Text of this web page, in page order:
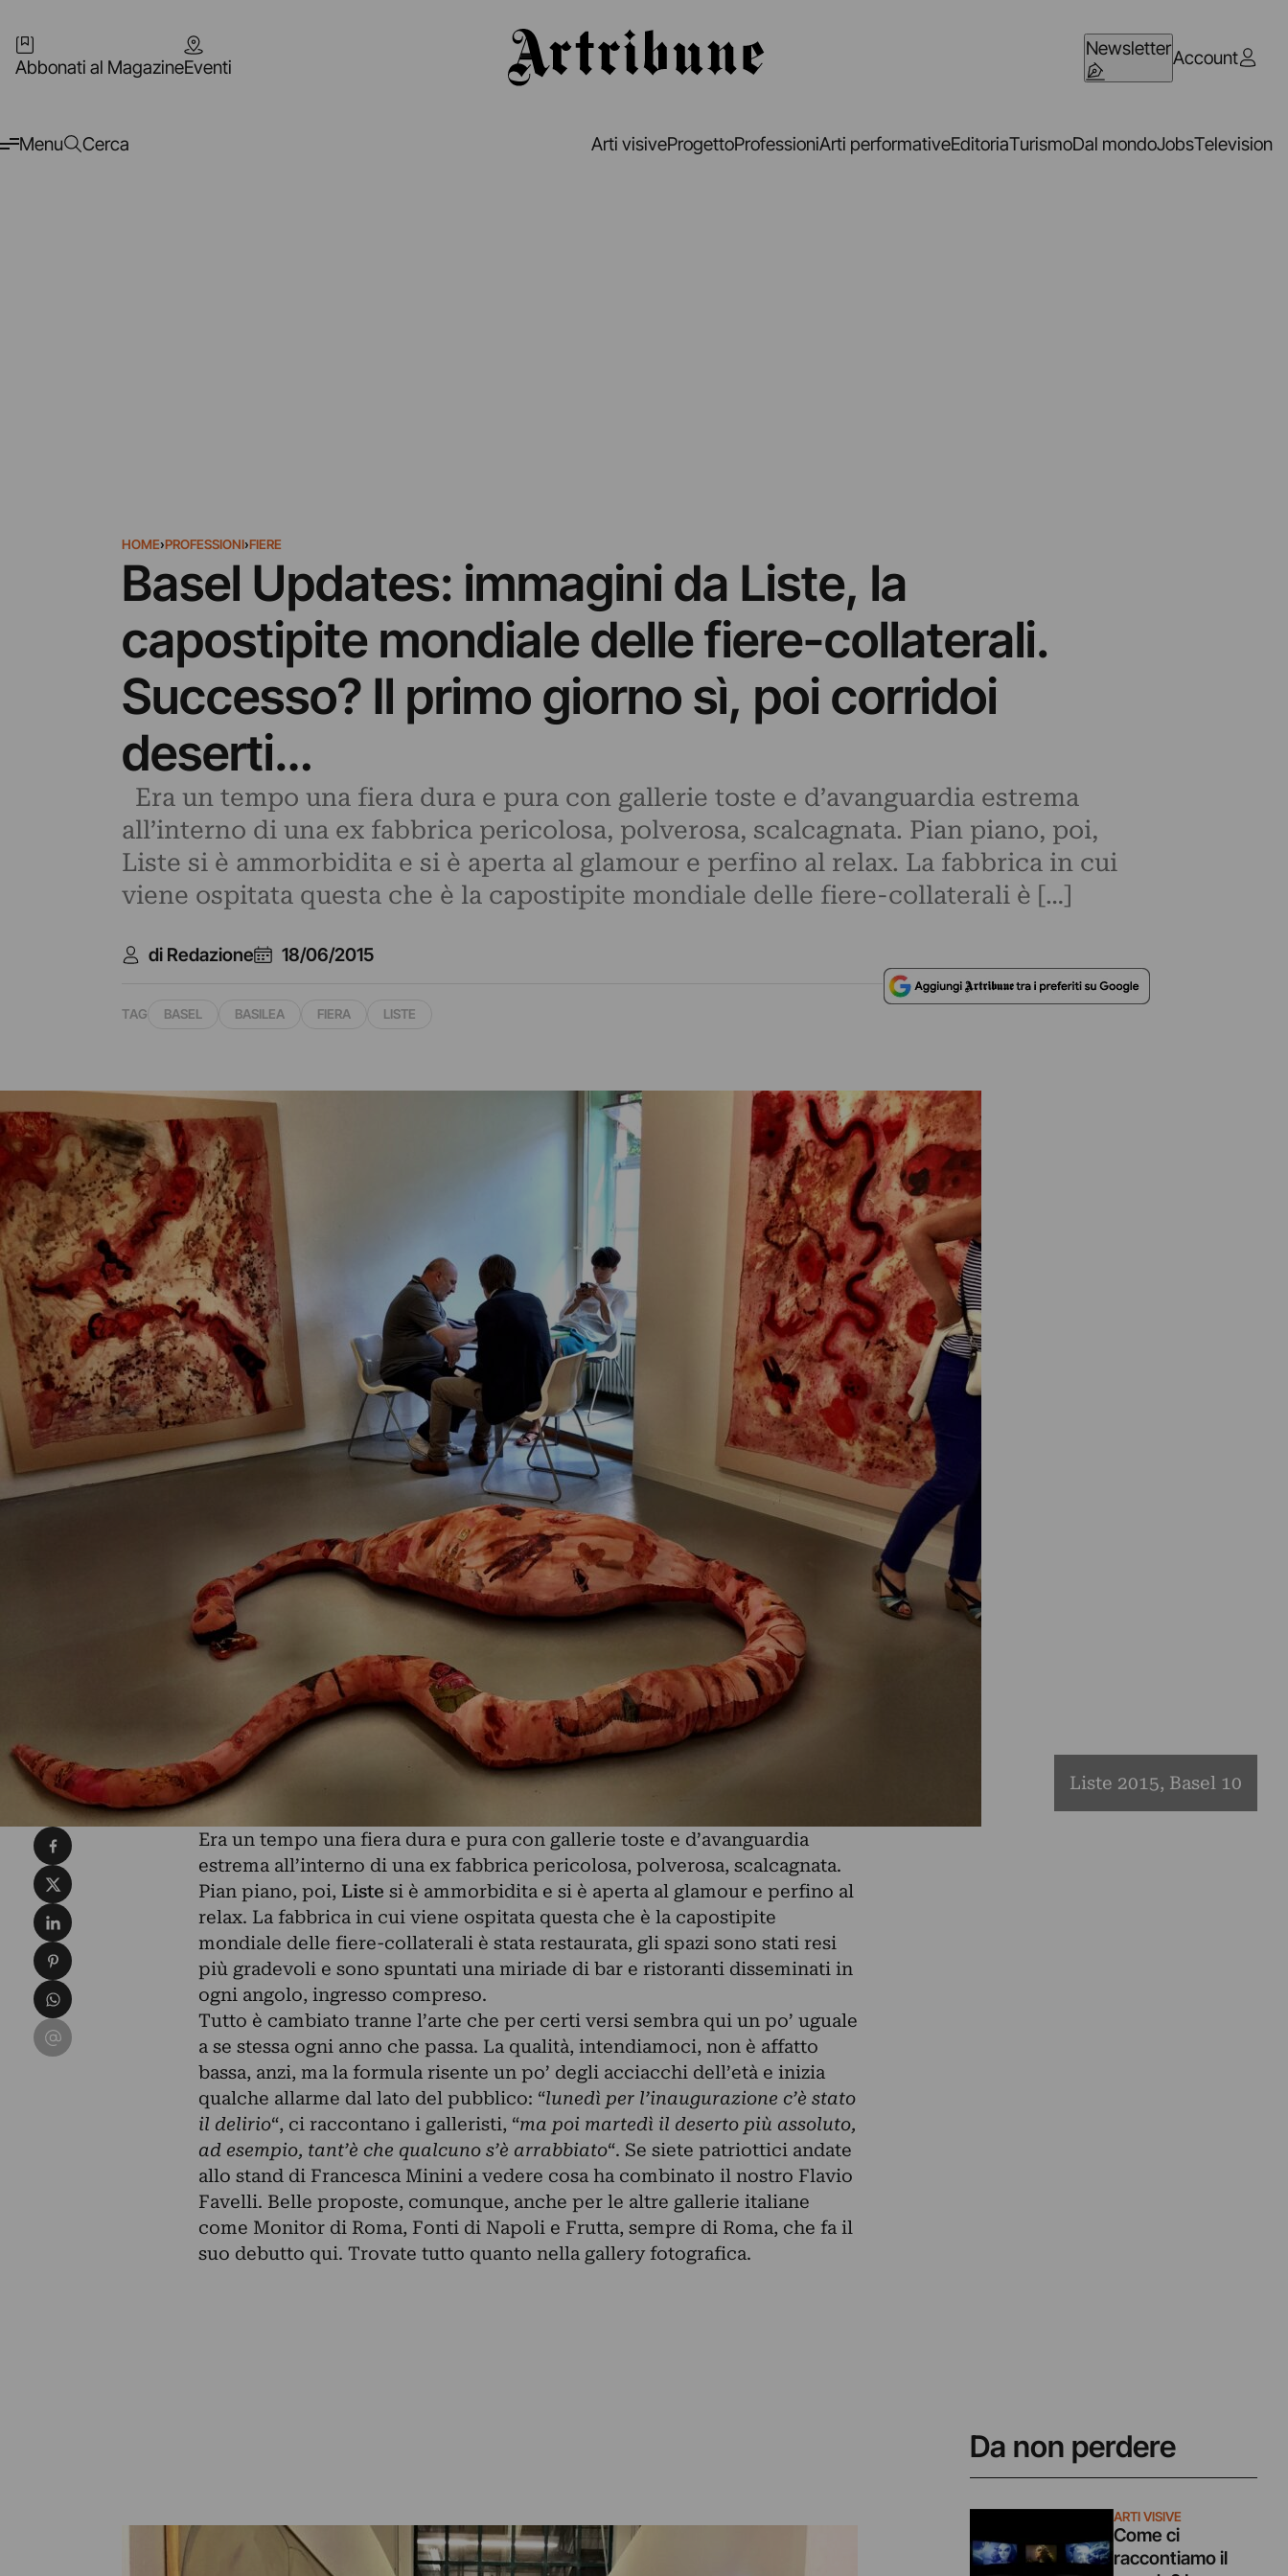
Abbonati al MagazineEventi
NewsletterAccount
Menu Cerca Arti visiveProgettoProfessioniArti performativeEditoriaTurismoDal mondoJobsTelevision
HOME›PROFESSIONI›FIERE
Basel Updates: immagini da Liste, la
capostipite mondiale delle fiere-collaterali.
Successo? Il primo giorno sì, poi corridoi
deserti…
Era un tempo una fiera dura e pura con gallerie toste e d’avanguardia estrema
all’interno di una ex fabbrica pericolosa, polverosa, scalcagnata. Pian piano, poi,
Liste si è ammorbidita e si è aperta al glamour e perfino al relax. La fabbrica in cui
viene ospitata questa che è la capostipite mondiale delle fiere-collaterali è […]
di Redazione 18/06/2015
TAG BASEL BASILEA FIERA LISTE
Liste 2015, Basel 10
Era un tempo una fiera dura e pura con gallerie toste e d’avanguardia
estrema all’interno di una ex fabbrica pericolosa, polverosa, scalcagnata.
Pian piano, poi, Liste si è ammorbidita e si è aperta al glamour e perfino al
relax. La fabbrica in cui viene ospitata questa che è la capostipite
mondiale delle fiere-collaterali è stata restaurata, gli spazi sono stati resi
più gradevoli e sono spuntati una miriade di bar e ristoranti disseminati in
ogni angolo, ingresso compreso.
Tutto è cambiato tranne l’arte che per certi versi sembra qui un po’ uguale
a se stessa ogni anno che passa. La qualità, intendiamoci, non è affatto
bassa, anzi, ma la formula risente un po’ degli acciacchi dell’età e inizia
qualche allarme dal lato del pubblico: “lunedì per l’inaugurazione c’è stato
il delirio“, ci raccontano i galleristi, “ma poi martedì il deserto più assoluto,
ad esempio, tant’è che qualcuno s’è arrabbiato“. Se siete patriottici andate
allo stand di Francesca Minini a vedere cosa ha combinato il nostro Flavio
Favelli. Belle proposte, comunque, anche per le altre gallerie italiane
come Monitor di Roma, Fonti di Napoli e Frutta, sempre di Roma, che fa il
suo debutto qui. Trovate tutto quanto nella gallery fotografica.
Da non perdere
ARTI VISIVE
Come ci
raccontiamo il
Condividi su Facebook
Condividi su X
Condividi su LinkedIn
Condividi su Pinterest
Condividi su WhatsApp
Condividi su Email